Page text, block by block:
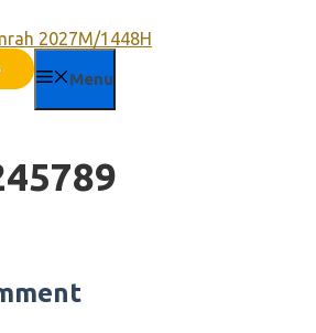
Menu